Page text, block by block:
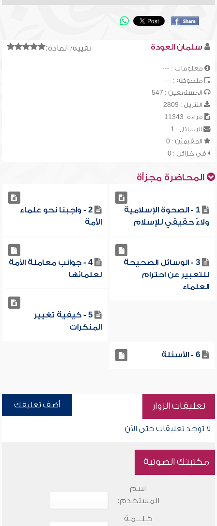
تقييم المادة: سلمان العودة
معلومات : ---
ملحوظة : ---
المستمعين : 547
التنزيل : 2809
قراءة: 11343
الرسائل : 1
المقيميّن : 0
في خزائن : 0
المحاضرة مجزأة
1 - الصحوة الإسلامية
ولاءٌ حقيقي للإسلام
2 - واجبنا نحو علماء
الأمة
3 - الوسائل الصحيحة
للتعبير عن احترام
العلماء
4 - جوانب معاملة الأمة
لعلمائها
5 - كيفية تغيير
المنكرات
6 - الأسئلة
تعليقات الزوار أضف تعليقك
لا توجد تعليقات حتى الآن
مكتبتك الصوتية
اسم
المستخدم:
كـلـــمـة